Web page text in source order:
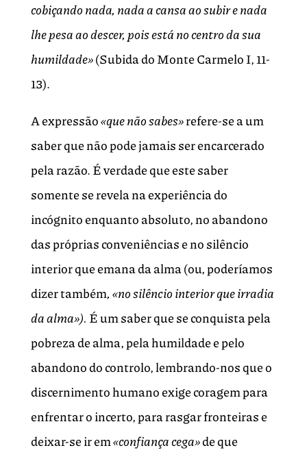
cobiçando nada, nada a cansa ao subir e nada
lhe pesa ao descer, pois está no centro da sua
humildade»(Subida do Monte Carmelo I, 11-
13).
A expressão«que não sabes»refere-se a um
saber que não pode jamais ser encarcerado
pela razão. É verdade que este saber
somente se revela na experiência do
incógnito enquanto absoluto, no abandono
das próprias conveniências e no silêncio
interior que emana da alma (ou, poderíamos
dizer também, «no silêncio interior que irradia
da alma»). É um saber que se conquista pela
pobreza de alma, pela humildade e pelo
abandono do controlo, lembrando-nos que o
discernimento humano exige coragem para
enfrentar o incerto, para rasgar fronteiras e
deixar-se ir em«confiança cega»de que